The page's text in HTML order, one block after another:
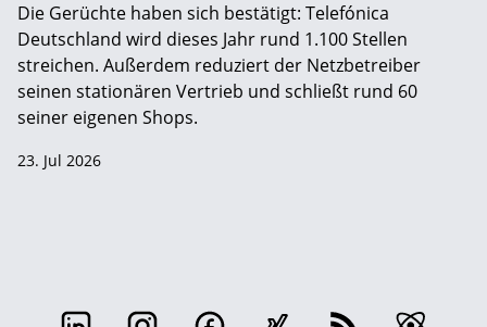
Die Gerüchte haben sich bestätigt: Telefónica
Deutschland wird dieses Jahr rund 1.100 Stellen
streichen. Außerdem reduziert der Netzbetreiber
seinen stationären Vertrieb und schließt rund 60
seiner eigenen Shops.
23. Jul 2026